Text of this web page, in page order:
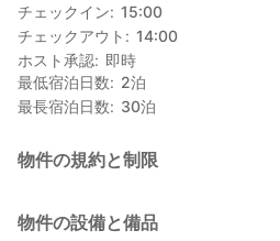
チェックイン
15:00
チェックアウト
14:00
ホスト承認
即時
最低宿泊日数
2泊
最長宿泊日数
30泊
物件の規約と制限
物件の設備と備品